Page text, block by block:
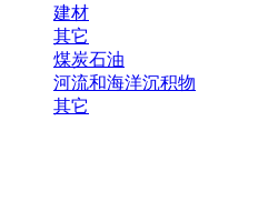
建材
其它
煤炭石油
河流和海洋沉积物
其它